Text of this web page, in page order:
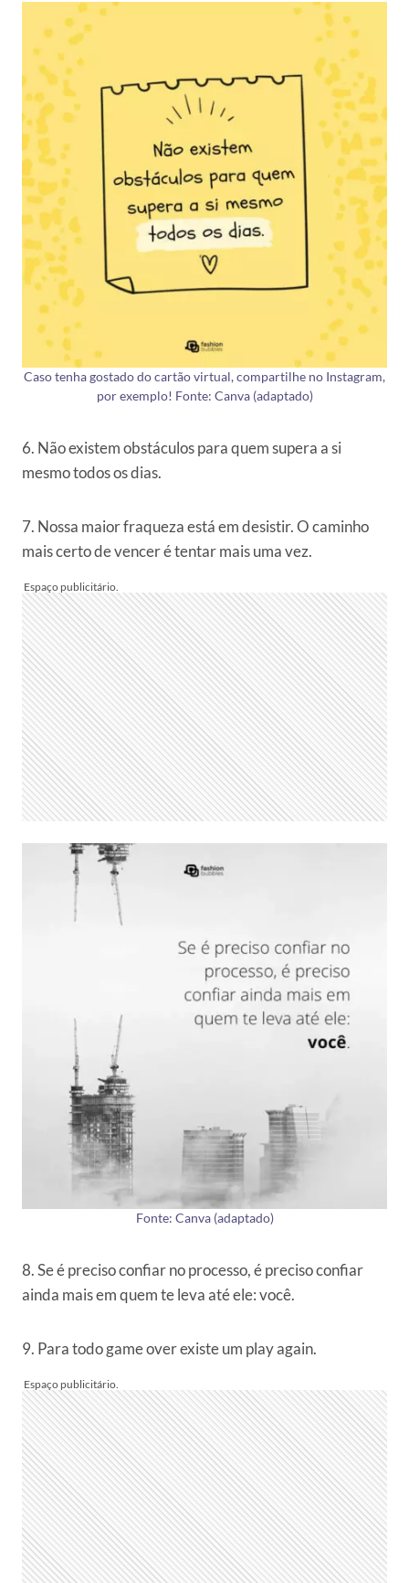
Caso tenha gostado do cartão virtual, compartilhe no Instagram,
por exemplo! Fonte: Canva (adaptado)
6. Não existem obstáculos para quem supera a si
mesmo todos os dias.
7. Nossa maior fraqueza está em desistir. O caminho
mais certo de vencer é tentar mais uma vez.
Fonte: Canva (adaptado)
8. Se é preciso confiar no processo, é preciso confiar
ainda mais em quem te leva até ele: você.
9. Para todo game over existe um play again.